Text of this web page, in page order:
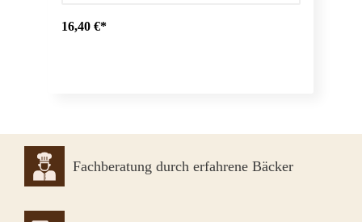
16,40 €*
Fachberatung durch erfahrene Bäcker